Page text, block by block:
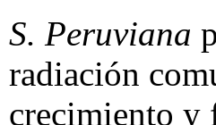
S. Peruviana
radiación
crecimiento y